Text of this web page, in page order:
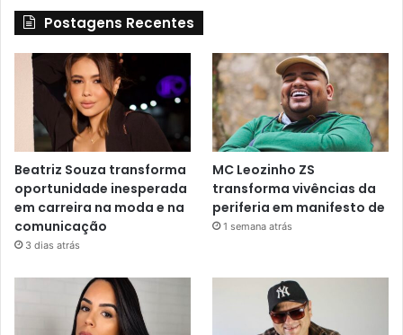
Postagens Recentes
Beatriz Souza transforma
oportunidade inesperada
em carreira na moda e na
comunicação
3 dias atrás
MC Leozinho ZS
transforma vivências da
periferia em manifesto de
1 semana atrás